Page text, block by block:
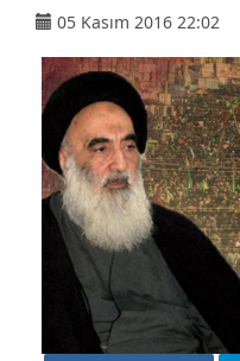
05 Kasım 2016 22:02